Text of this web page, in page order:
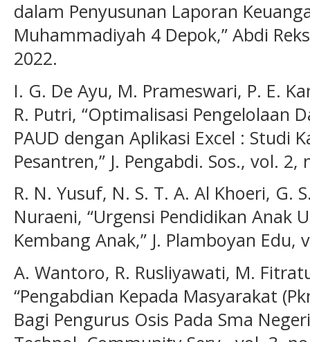
dalam Penyusunan Laporan
Muhammadiyah 4 Depok,” Abdi
2022.
I. G. De Ayu, M. Prameswari, P. E.
R. Putri, “Optimalisasi Pengelolaan
PAUD dengan Aplikasi Excel : Studi
Pesantren,” J. Pengabdi. Sos., vol.
R. N. Yusuf, N. S. T. A. Al Khoeri, G.
Nuraeni, “Urgensi Pendidikan Anak
Kembang Anak,” J. Plamboyan Edu,
A. Wantoro, R. Rusliyawati, M.
“Pengabdian Kepada Masyarakat
Bagi Pengurus Osis Pada Sma